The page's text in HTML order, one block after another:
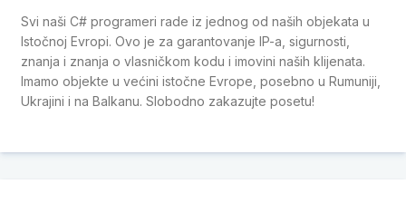
Svi naši C# programeri rade iz jednog od naših objekata u
Istočnoj Evropi. Ovo je za garantovanje IP-a, sigurnosti,
znanja i znanja o vlasničkom kodu i imovini naših klijenata.
Imamo objekte u većini istočne Evrope, posebno u Rumuniji,
Ukrajini i na Balkanu. Slobodno zakazujte posetu!